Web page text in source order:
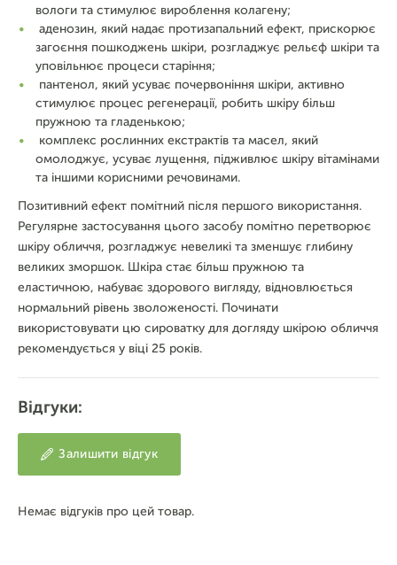
вологи та стимулює вироблення колагену;
аденозин, який надає протизапальний ефект, прискорює
загоєння пошкоджень шкіри, розгладжує рельєф шкіри та
уповільнює процеси старіння;
пантенол, який усуває почервоніння шкіри, активно
стимулює процес регенерації, робить шкіру більш
пружною та гладенькою;
комплекс рослинних екстрактів та масел, який
омолоджує, усуває лущення, підживлює шкіру вітамінами
та іншими корисними речовинами.
Позитивний ефект помітний після першого використання.
Регулярне застосування цього засобу помітно перетворює
шкіру обличчя, розгладжує невеликі та зменшує глибину
великих зморшок. Шкіра стає більш пружною та
еластичною, набуває здорового вигляду, відновлюється
нормальний рівень зволоженості. Починати
використовувати цю сироватку для догляду шкірою обличчя
рекомендується у віці 25 років.
Відгуки:
Залишити відгук
Немає відгуків про цей товар.